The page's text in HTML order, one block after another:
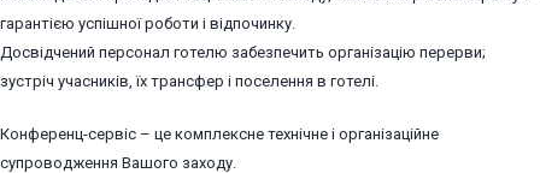
гарантією успішної роботи і відпочинку.
Досвідчений персонал готелю забезпечить організацію перерви;
зустріч учасників, їх трансфер і поселення в готелі.
Конференц-сервіс – це комплексне технічне і організаційне
супроводження Вашого заходу.